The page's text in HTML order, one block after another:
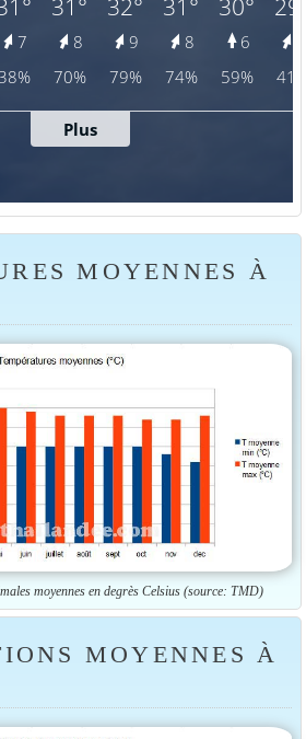
MOYENNES À
moyennes en degrès Celsius (source: TMD)
MOYENNES À